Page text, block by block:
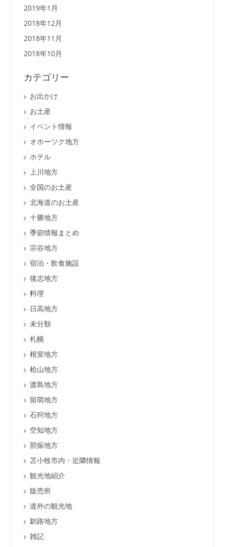
2019年1月
2018年12月
2018年11月
2018年10月
カテゴリー
お出かけ
お土産
イベント情報
オホーツク地方
ホテル
上川地方
全国のお土産
北海道のお土産
十勝地方
季節情報まとめ
宗谷地方
宿泊・飲食施設
後志地方
料理
日高地方
未分類
札幌
根室地方
桧山地方
渡島地方
留萌地方
石狩地方
空知地方
胆振地方
苫小牧市内・近隣情報
観光地紹介
販売所
道外の観光地
釧路地方
雑記